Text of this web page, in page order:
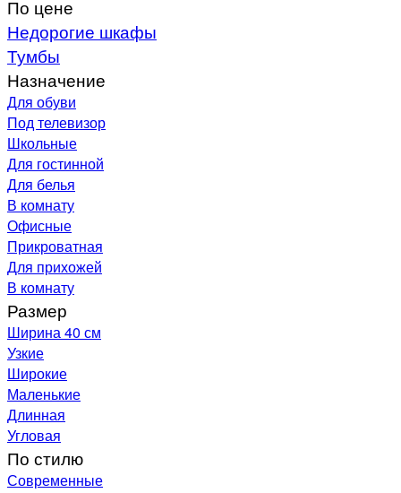
По цене
Недорогие шкафы
Тумбы
Назначение
Для обуви
Под телевизор
Школьные
Для гостинной
Для белья
В комнату
Офисные
Прикроватная
Для прихожей
В комнату
Размер
Ширина 40 см
Узкие
Широкие
Маленькие
Длинная
Угловая
По стилю
Современные